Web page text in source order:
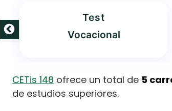
Test
Vocacional
CETis 148 ofrece un total de 5
de estudios superiores.